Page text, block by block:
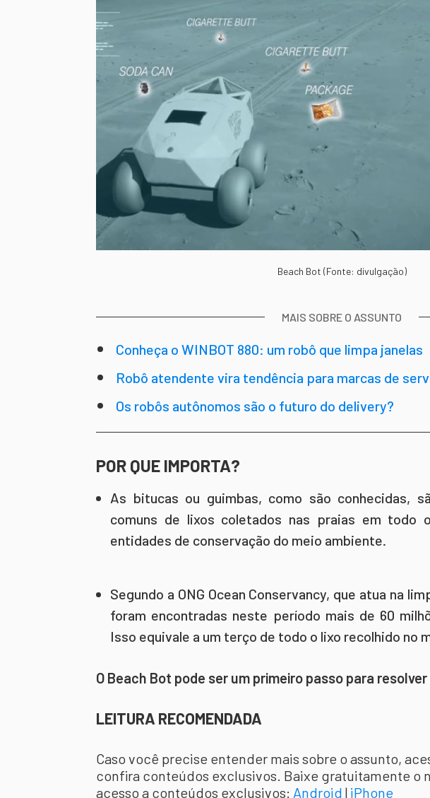
Beach Bot (Fonte: divulgação)
MAIS SOBRE O ASSUNTO
Conheça o WINBOT 880: um robô que limpa janelas
Robô atendente vira tendência para marcas de
Os robôs autônomos são o futuro do delivery?
POR QUE IMPORTA?
As bitucas ou guimbas, como são conhecidas,
comuns de lixos coletados nas praias em todo
entidades de conservação do meio ambiente.
Segundo a ONG Ocean Conservancy, que atua na
foram encontradas neste período mais de 60
Isso equivale a um terço de todo o lixo recolhido no
O Beach Bot pode ser um primeiro passo para resolver
LEITURA RECOMENDADA
Caso você precise entender mais sobre o assunto,
confira conteúdos exclusivos. Baixe gratuitamente o
acesso a conteúdos exclusivos: Android | iPhone